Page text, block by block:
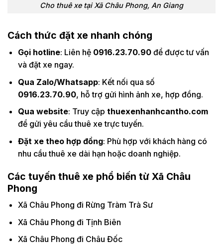
Cho thuê xe tại Xã Châu Phong, An Giang
Cách thức đặt xe nhanh chóng
Gọi hotline: Liên hệ 0916.23.70.90để được tư vấn
và đặt xe ngay.
Qua Zalo/Whatsapp: Kết nối qua số
0916.23.70.90, hỗ trợ gửi hình ảnh xe, hợp đồng.
Qua website: Truy cập thuexenhanhcantho.com
để gửi yêu cầu thuê xe trực tuyến.
Đặt xe theo hợp đồng: Phù hợp với khách hàng có
nhu cầu thuê xe dài hạn hoặc doanh nghiệp.
Các tuyến thuê xe phổ biến từ Xã Châu
Phong
Xã Châu Phong đi Rừng Tràm Trà Sư
Xã Châu Phong đi Tịnh Biên
Xã Châu Phong đi Châu Đốc